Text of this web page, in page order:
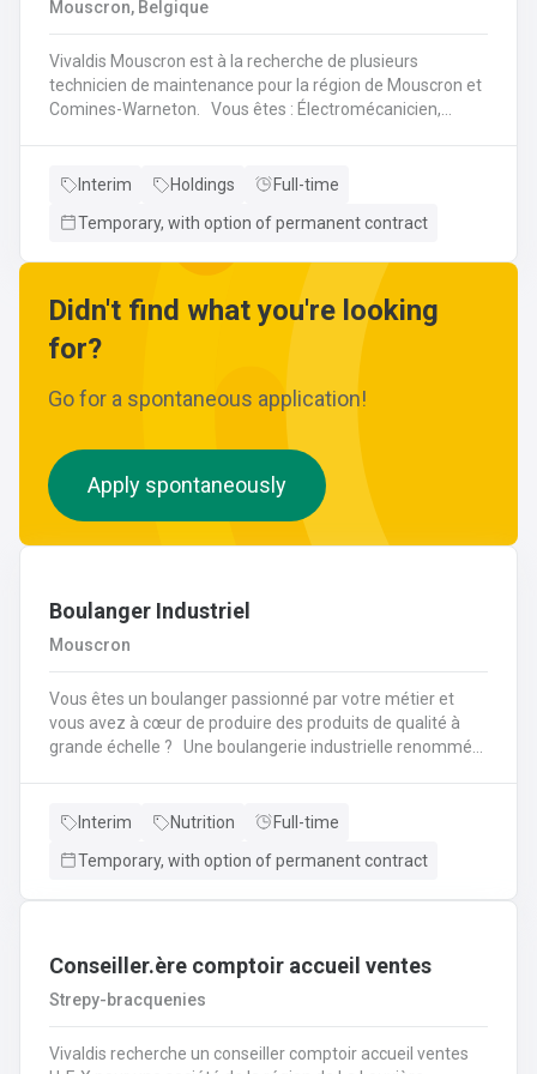
wijzigingen aan leidingen aanbrengen.Werken met
Mouscron, Belgique
Vivaldis Mouscron est à la recherche de plusieurs
technicien de maintenance pour la région de Mouscron et
Comines-Warneton. Vous êtes : Électromécanicien,
dynamique et avec un package d'avantages à la clé, nous
des kilomètres, nous vous offrons la possibilité de
avec des horaires flexibles d'équipes. N'hésitez pas à
postuler sur notre site internet, plus d'informations sur le
profil ci-dessous :
Interim Holdings
Full-time
Temporary, with option of permanent contract
Didn't find what you're looking
for?
Go for a spontaneous application!
Apply spontaneously
Boulanger Industriel
Mouscron
Vous êtes un boulanger passionné par votre métier et
vous avez à cœur de produire des produits de qualité à
grande échelle ? Une boulangerie industrielle renommée
missions : Préparation et cuisson des produits : Vous
baguettes, brioches et autres produits de boulangerie en
de texture et d'apparence. Vous contrôlerez la cuisson et
qualité constante.Gestion des pâtes : Vous superviserez la
utilisation des machines de pétrissage et de
Interim Nutrition
Full-time
Temporary, with option of permanent contract
Conseiller.ère comptoir accueil ventes
Strepy-bracquenies
Vivaldis recherche un conseiller comptoir accueil ventes